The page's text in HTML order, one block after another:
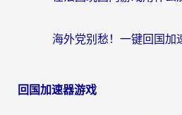
回国加速器游戏